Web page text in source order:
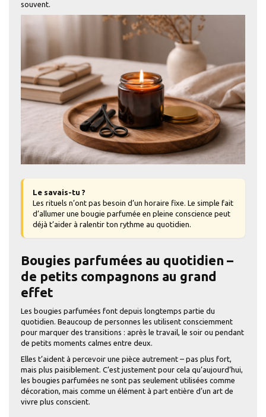
souvent.
Le savais-tu ?
Les rituels n’ont pas besoin d’un horaire fixe. Le simple fait
d’allumer une bougie parfumée en pleine conscience peut
déjà t’aider à ralentir ton rythme au quotidien.
Bougies parfumées au quotidien –
de petits compagnons au grand
effet
Les bougies parfumées font depuis longtemps partie du
quotidien. Beaucoup de personnes les utilisent consciemment
pour marquer des transitions : après le travail, le soir ou pendant
de petits moments calmes entre deux.
Elles t’aident à percevoir une pièce autrement – pas plus fort,
mais plus paisiblement. C’est justement pour cela qu’aujourd’hui,
les bougies parfumées ne sont pas seulement utilisées comme
décoration, mais comme un élément à part entière d’un art de
vivre plus conscient.